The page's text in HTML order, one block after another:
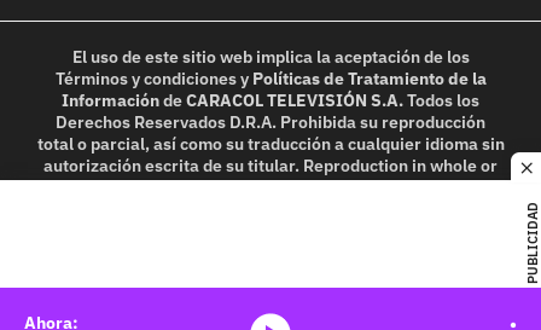
PUBLICIDAD
El uso de este sitio web implica la aceptación de los
Términos y condicionesy Políticas de Tratamiento de la
InformacióndeCARACOL TELEVISIÓN S.A.Todos los
Derechos Reservados D.R.A. Prohibida su reproducción
total o parcial, así como su traducción a cualquier idioma sin
autorización escrita de su titular. Reproduction in whole or
in part, or translation without written permission is